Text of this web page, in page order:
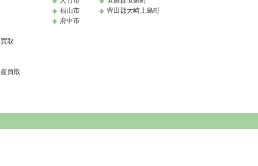
取
買取
福山市
府中市
豊田郡大崎上島町